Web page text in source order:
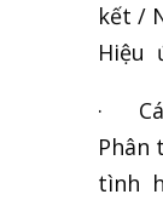
kết /
Hiệu
·
Phân
tình